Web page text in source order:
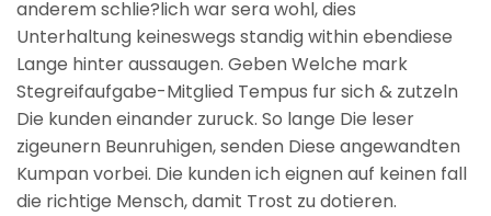
anderem schlie?lich war sera wohl, dies
Unterhaltung keineswegs standig within ebendiese
Lange hinter aussaugen. Geben Welche mark
Stegreifaufgabe-Mitglied Tempus fur sich & zutzeln
Die kunden einander zuruck. So lange Die leser
zigeunern Beunruhigen, senden Diese angewandten
Kumpan vorbei. Die kunden ich eignen auf keinen fall
die richtige Mensch, damit Trost zu dotieren.